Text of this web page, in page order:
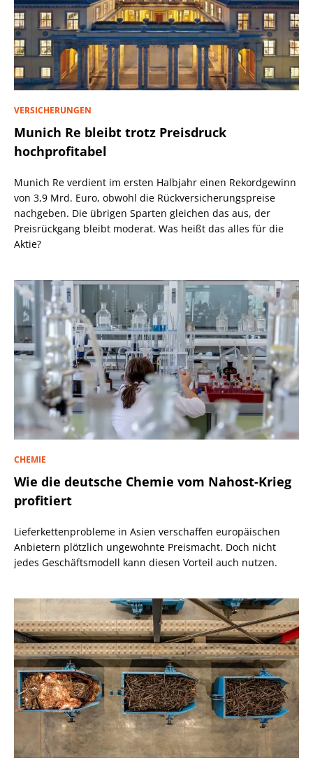
VERSICHERUNGEN
Munich Re bleibt trotz Preisdruck
hochprofitabel
Munich Re verdient im ersten Halbjahr einen Rekordgewinn
von 3,9 Mrd. Euro, obwohl die Rückversicherungspreise
nachgeben. Die übrigen Sparten gleichen das aus, der
Preisrückgang bleibt moderat. Was heißt das alles für die
Aktie?
CHEMIE
Wie die deutsche Chemie vom Nahost-Krieg
profitiert
Lieferkettenprobleme in Asien verschaffen europäischen
Anbietern plötzlich ungewohnte Preismacht. Doch nicht
jedes Geschäftsmodell kann diesen Vorteil auch nutzen.